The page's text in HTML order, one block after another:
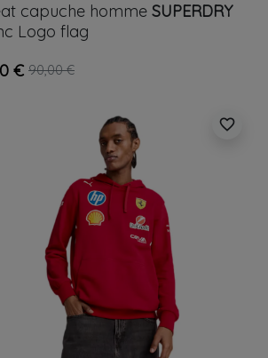
capuche homme SUPERDRY
Logo flag
€ 90,00 €
favorite_border